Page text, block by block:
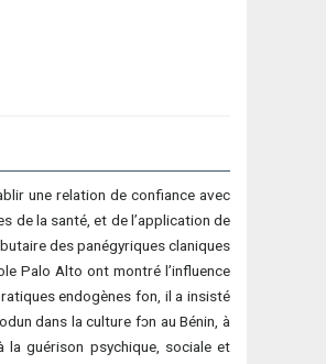
une relation de confiance avec
de la santé, et de l’application de
des panégyriques claniques
Palo Alto ont montré l’influence
endogènes fon, il a insisté
dans la culture fɔn au Bénin, à
la guérison psychique, sociale et